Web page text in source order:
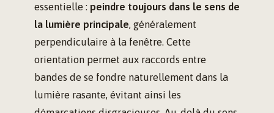
essentielle : peindre toujours dans le sens de
la lumière principale, généralement
perpendiculaire à la fenêtre. Cette
orientation permet aux raccords entre
bandes de se fondre naturellement dans la
lumière rasante, évitant ainsi les